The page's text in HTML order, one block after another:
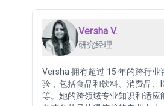
Versha V.
研究经理
Versha 拥有超过 15 年的跨行业
验，包括食品和饮料、消费品、
等。她的跨领域专业知识和适应